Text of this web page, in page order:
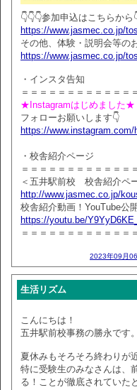
👇👇👇参加申込はこちらから
https://www.jasmec.co.jp/
その他、体験・説明会等の
https://www.jasmec.co.jp/
・インスタ告知
＝＝＝＝＝＝＝＝＝＝＝＝
★Instagramはじめました★
フォローお願いします👇
https://
・校舎紹介ページ
＝＝＝＝＝＝＝＝＝＝＝＝
＜五井駅前校 校舎紹介ペ
http://www.jasmec.co.jp/
校舎紹介動画！YouTube公
https://youtu.be/
＝＝＝＝＝＝＝＝＝＝＝＝
2023年09月
生活リズム
こんにちは！
五井駅前校事務の勝永です。
夏休みもそろそろ終わりが
特に受験生のみなさんは、
る！ことが徹底されていた